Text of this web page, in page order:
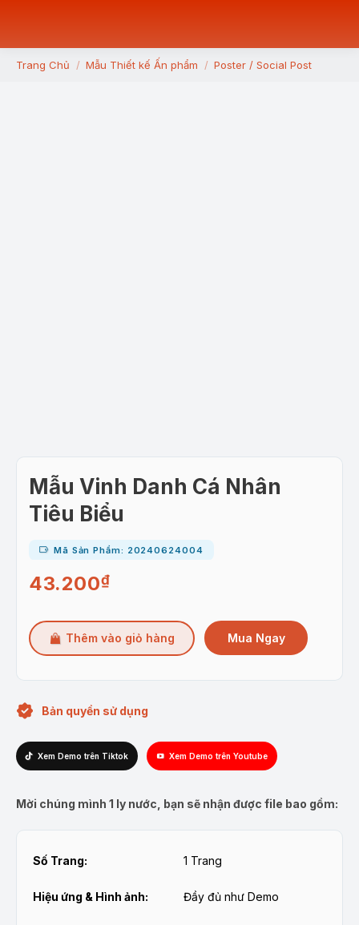
You are here:
Trang Chủ Mẫu Thiết kế Ấn phẩm Poster / Social Post
Mẫu Vinh Danh Cá Nhân
Tiêu Biểu
Mã Sản Phẩm: 20240624004
43.200₫
Thêm vào giỏ hàng Mua Ngay
Bản quyền sử dụng
Xem Demo trên Tiktok Xem Demo trên Youtube
Mời chúng mình 1 ly nước, bạn sẽ nhận được file bao gồm:
Số Trang: 1 Trang
Hiệu ứng & Hình ảnh: Đầy đủ như Demo